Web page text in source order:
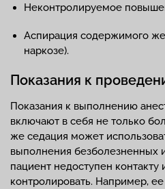
Неконтролируемое
Аспирация содержимого
наркозе).
Показания к
Показания к выполнению
включают в себя не только
же седация может
выполнения безболезненных
пациент недоступен
контролировать. Например,